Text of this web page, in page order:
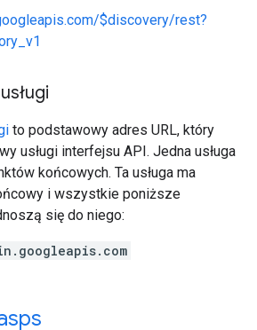
$discovery/rest?
to podstawowy adres URL, który
usługi interfejsu API. Jedna usługa
końcowych. Ta usługa ma
i wszystkie poniższe
się do niego: